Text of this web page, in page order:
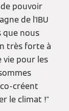
pouvoir
de l'IBU
que nous
très forte à
vie pour les
créent
le climat !"